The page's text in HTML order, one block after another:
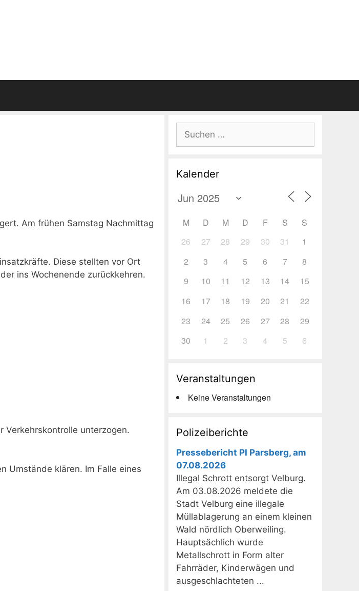
Am frühen Samstag Nachmittag
Diese stellten vor Ort
ins Wochenende zurückkehren.
Verkehrskontrolle unterzogen.
Umstände klären. Im Falle eines
Suchen
nach:
Kalender
M D M D F S
S
26
27 28 29 30 31
1
2
3 4 5 6 7
8
9
10 11 12 13 14
15
16
17 18 19 20 21
22
23
24 25 26 27 28
29
30
1 2 3 4 5 6
Veranstaltungen
Keine Veranstaltungen
Polizeiberichte
Pressebericht PI Parsberg, am
07.08.2026
Illegal Schrott entsorgt Velburg.
Am 03.08.2026 meldete die
Stadt Velburg eine illegale
Müllablagerung an einem kleinen
Wald nördlich Oberweiling.
Hauptsächlich wurde
Metallschrott in Form alter
Fahrräder, Kinderwägen und
ausgeschlachteten ...